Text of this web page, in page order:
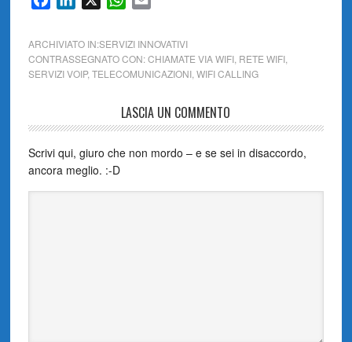
ARCHIVIATO IN:SERVIZI INNOVATIVI
CONTRASSEGNATO CON:CHIAMATE VIA WIFI, RETE WIFI,
SERVIZI VOIP, TELECOMUNICAZIONI, WIFI CALLING
LASCIA UN COMMENTO
Scrivi qui, giuro che non mordo – e se sei in disaccordo,
ancora meglio. :-D